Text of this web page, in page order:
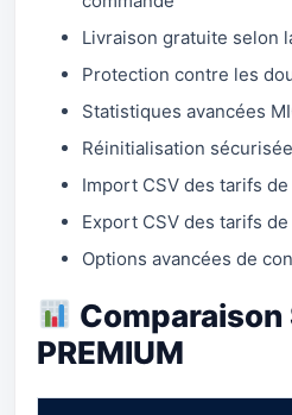
Livraison gratuite selon
Protection contre les
Statistiques avancées
Réinitialisation
Import CSV des tarifs
Export CSV des tarifs
Options avancées de
Comparaison
PREMIUM